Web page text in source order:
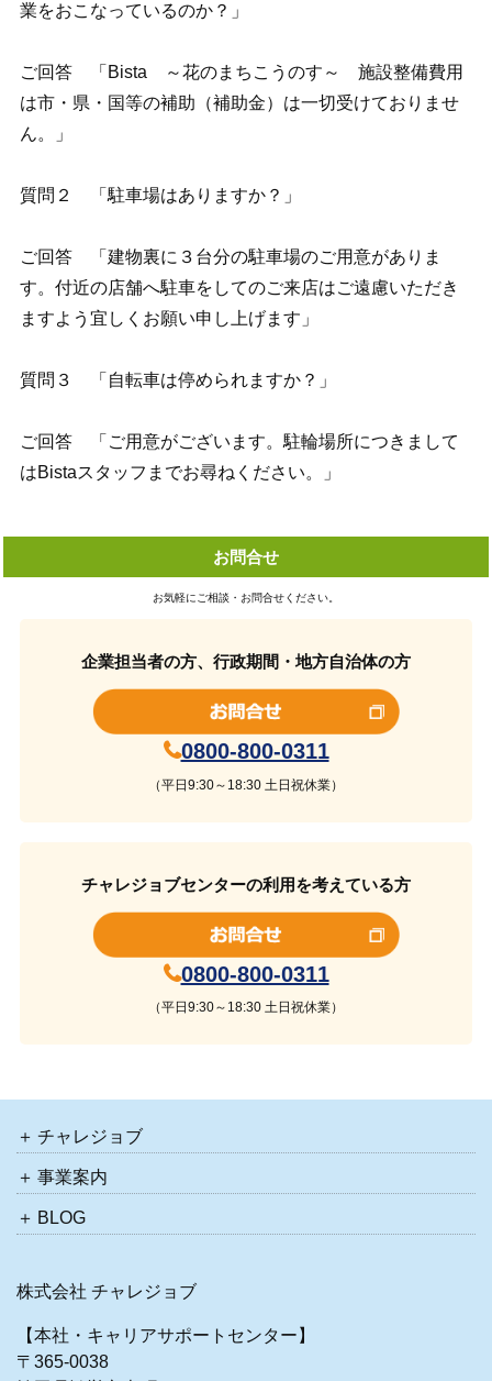
業をおこなっているのか？」
ご回答 「Bista ～花のまちこうのす～ 施設整備費用
は市・県・国等の補助（補助金）は一切受けておりませ
ん。」
質問２ 「駐車場はありますか？」
ご回答 「建物裏に３台分の駐車場のご用意がありま
す。付近の店舗へ駐車をしてのご来店はご遠慮いただき
ますよう宜しくお願い申し上げます」
質問３ 「自転車は停められますか？」
ご回答 「ご用意がございます。駐輪場所につきまして
はBistaスタッフまでお尋ねください。」
お問合せ
お気軽にご相談・お問合せください。
企業担当者の方、行政期間・地方自治体の方
0800-800-0311
（平日9:30～18:30 土日祝休業）
チャレジョブセンターの利用を考えている方
0800-800-0311
（平日9:30～18:30 土日祝休業）
チャレジョブ
事業案内
BLOG
株式会社 チャレジョブ
【本社・キャリアサポートセンター】
〒365-0038